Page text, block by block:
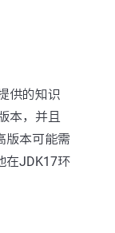
供的知识
本，并且
版本可能需
在JDK17环